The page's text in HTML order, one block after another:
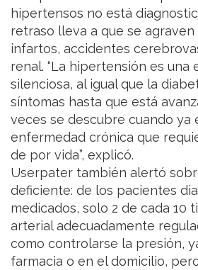
hipertensos no está
retraso lleva a que se
infartos, accidentes
renal. “La hipertensión es una
silenciosa, al igual que la
síntomas hasta que está
veces se descubre cuando ya
enfermedad crónica que
de por vida”, explicó.
Userpater también alertó
deficiente: de los pacientes
medicados, solo 2 de cada 10
arterial adecuadamente
como controlarse la presión,
farmacia o en el domicilio,